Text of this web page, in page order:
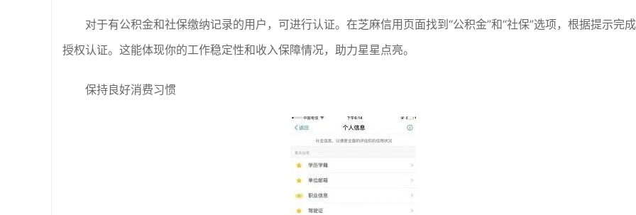
对于有公积金和社保缴纳记录的用户，可进行认证。在芝麻信用页面找到“公积金”和“社保”选项，根据提示完成
授权认证。这能体现你的工作稳定性和收入保障情况，助力星星点亮。
保持良好消费习惯